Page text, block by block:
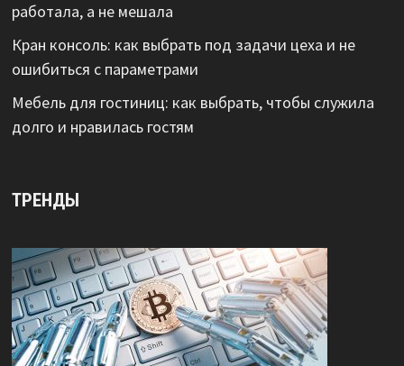
работала, а не мешала
Кран консоль: как выбрать под задачи цеха и не
ошибиться с параметрами
Мебель для гостиниц: как выбрать, чтобы служила
долго и нравилась гостям
ТРЕНДЫ